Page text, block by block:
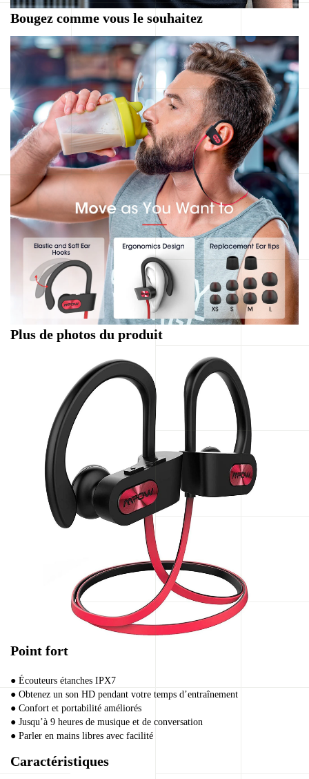
Bougez comme vous le souhaitez
Plus de photos du produit
Point fort
● Écouteurs étanches IPX7
● Obtenez un son HD pendant votre temps d’entraînement
● Confort et portabilité améliorés
● Jusqu’à 9 heures de musique et de conversation
● Parler en mains libres avec facilité
Caractéristiques